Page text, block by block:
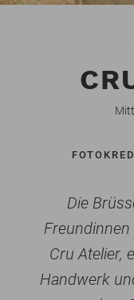
Die
Cru Atelier,
Handwerk